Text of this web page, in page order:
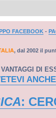
FACEBOOK -
, dal 2002 il
DI
: